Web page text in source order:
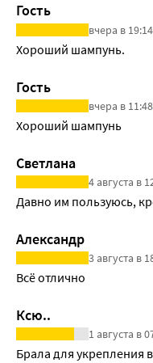
Гость
вчера в 19:14
Хороший шампунь.
Гость
вчера в 11:48
Хороший шампунь
Светлана
4 августа в
Давно им пользуюсь,
Александр
3 августа в
Всё отлично
Ксю..
1 августа в
Брала для укрепления